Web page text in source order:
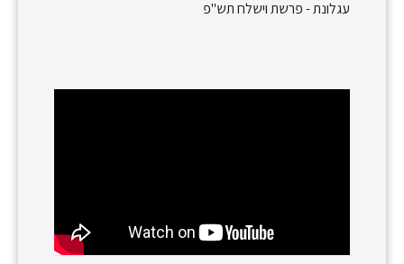
עגלונת - פרשת וישלח תש"פ